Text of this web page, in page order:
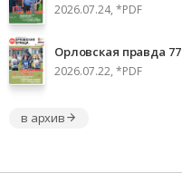
2026.07.24, *PDF
Орловская правда 77
2026.07.22, *PDF
в архив